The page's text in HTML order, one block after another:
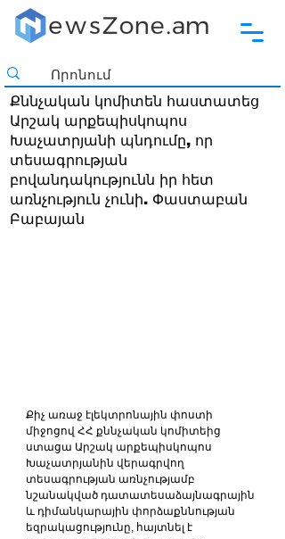
Քննչական կոմիտեն հաստատեց
Արշակ արքեպիսկոպոս
Խաչատրյանի պնդումը, որ
տեսագրության
բովանդակությունն իր հետ
առնչություն չունի. Փաստաբան
Բաբայան
Քիչ առաջ էլեկտրոնային փոստի
միջոցով ՀՀ քննչական կոմիտեից
ստացա Արշակ արքեպիսկոպոս
Խաչատրյանին վերագրվող
տեսագրության առնչությամբ
նշանակված դատատեսաձայնագրային
և դիմանկարային փորձաքննության
եզրակացությունը, հայտնել է